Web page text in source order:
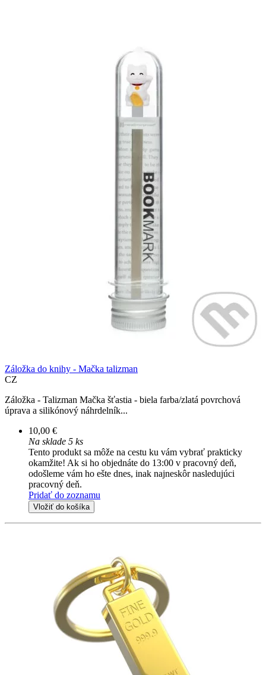
Záložka do knihy - Mačka talizman
CZ
Záložka - Talizman Mačka šťastia - biela farba/zlatá povrchová
úprava a silikónový náhrdelník...
10,00 €
Na sklade 5 ks
Tento produkt sa môže na cestu ku vám vybrať prakticky
okamžite! Ak si ho objednáte do 13:00 v pracovný deň,
odošleme vám ho ešte dnes, inak najneskôr nasledujúci
pracovný deň.
Pridať do zoznamu
Vložiť do košíka